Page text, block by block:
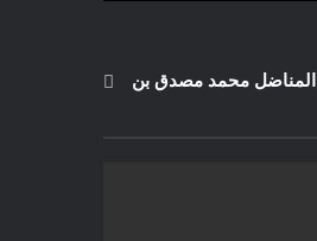
محمد مصدق بن